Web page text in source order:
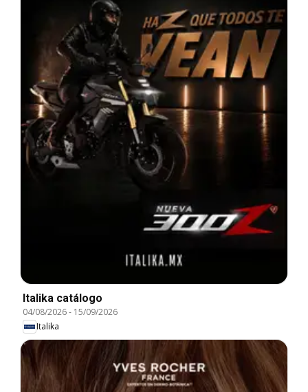
Italika catálogo
04/08/2026- 15/09/2026
Italika